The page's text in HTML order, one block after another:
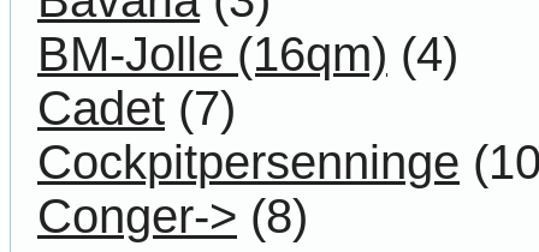
BM-Jolle (16qm) (4)
Cadet (7)
Cockpitpersenninge
Conger-> (8)